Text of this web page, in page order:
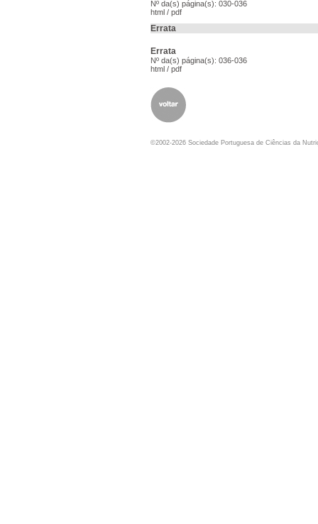
Nº da(s) página(s): 030-036
html / pdf
Errata
Errata
Nº da(s) página(s): 036-036
html / pdf
©2002-2026 Sociedade Portuguesa de Ciências da